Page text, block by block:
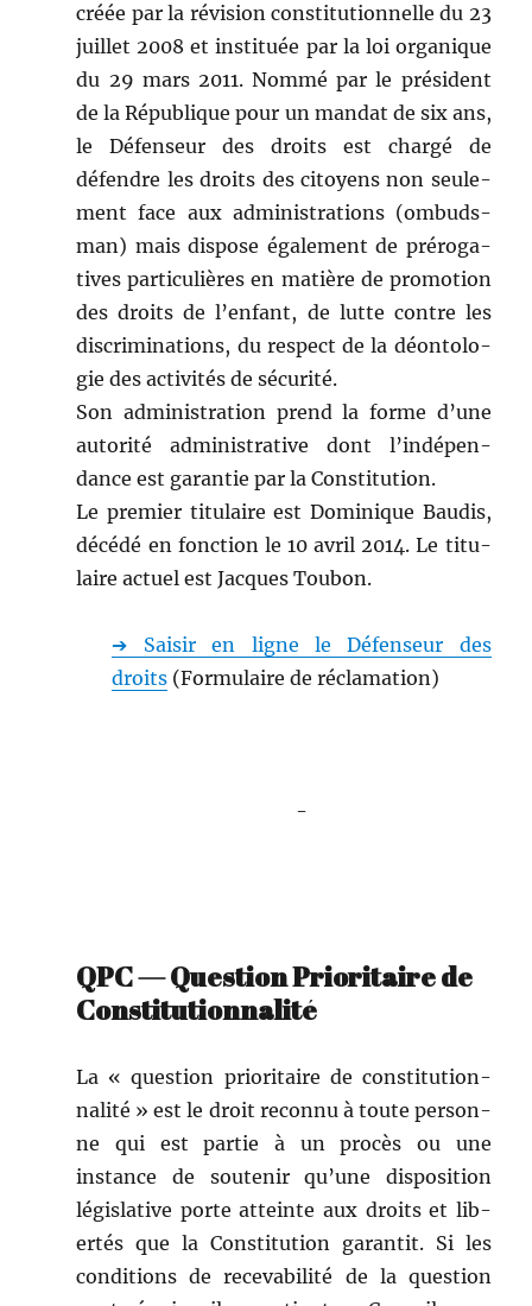
créée par la révi­sion con­sti­tu­tion­nelle du 23
juil­let 2008 et insti­tuée par la loi organique
du 29 mars 2011. Nom­mé par le prési­dent
de la République pour un man­dat de six ans,
le Défenseur des droits est chargé de
défendre les droits des citoyens non seule­
ment face aux admin­is­tra­tions (ombuds­
man) mais dis­pose égale­ment de prérog­a­
tives par­ti­c­ulières en matière de pro­mo­tion
des droits de l’en­fant, de lutte con­tre les
dis­crim­i­na­tions, du respect de la déon­tolo­
gie des activ­ités de sécurité.
Son admin­is­tra­tion prend la forme d’une
autorité admin­is­tra­tive dont l’indépen­
dance est garantie par la Constitution.
Le pre­mier tit­u­laire est Dominique Baud­is,
décédé en fonc­tion le 10 avril 2014. Le tit­u­
laire actuel est Jacques Toubon.
➔ Saisir en ligne le Défenseur des
droits (For­mu­laire de réclamation)
-
QPC — Question Prioritaire de
Constitutionnalité
La « ques­tion pri­or­i­taire de con­sti­tu­tion­
nal­ité » est le droit recon­nu à toute per­son­
ne qui est par­tie à un procès ou une
instance de soutenir qu’une dis­po­si­tion
lég­isla­tive porte atteinte aux droits et lib­
ertés que la Con­sti­tu­tion garan­tit. Si les
con­di­tions de recev­abil­ité de la ques­tion